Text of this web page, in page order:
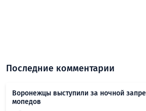
Последние комментарии
Воронежцы выступили за ночной
мопедов